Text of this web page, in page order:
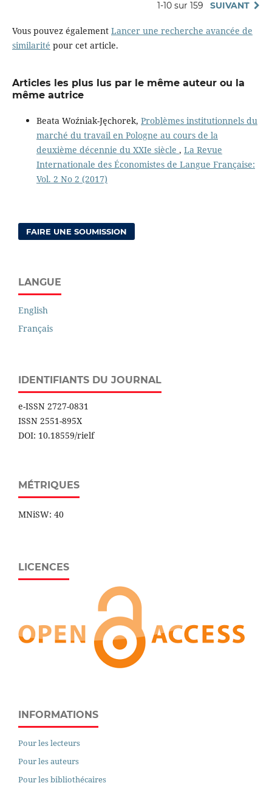
1-10 sur 159 SUIVANT
Vous pouvez également Lancer une recherche avancée de
similarité pour cet article.
Articles les plus lus par le même auteur ou la
même autrice
Beata Woźniak-Jęchorek, Problèmes institutionnels du
marché du travail en Pologne au cours de la
deuxième décennie du XXIe siècle , La Revue
Internationale des Économistes de Langue Française:
Vol. 2 No 2 (2017)
FAIRE UNE SOUMISSION
LANGUE
English
Français
IDENTIFIANTS DU JOURNAL
e-ISSN 2727-0831
ISSN 2551-895X
DOI: 10.18559/rielf
MÉTRIQUES
MNiSW: 40
LICENCES
INFORMATIONS
Pour les lecteurs
Pour les auteurs
Pour les bibliothécaires